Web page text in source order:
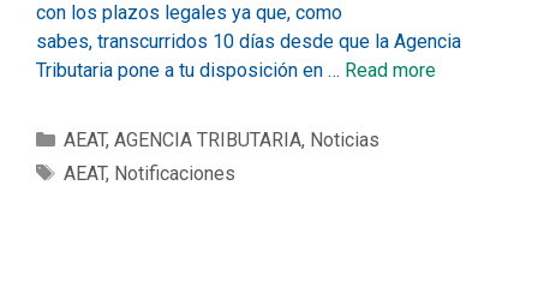
con los plazos legales ya que, como
sabes, transcurridos 10 días desde que la Agencia
Tributaria pone a tu disposición en … Read more
AEAT, AGENCIA TRIBUTARIA, Noticias
AEAT, Notificaciones